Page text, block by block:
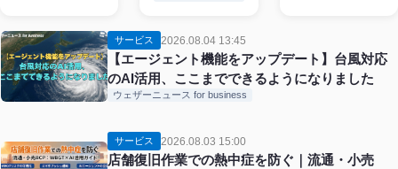
サービス 2026.08.04 13:45
【エージェント機能をアップデート】台風対応
のAI活用、ここまでできるようになりました
ウェザーニュース for business
サービス 2026.08.03 15:00
店舗復旧作業での熱中症を防ぐ｜流通・小売